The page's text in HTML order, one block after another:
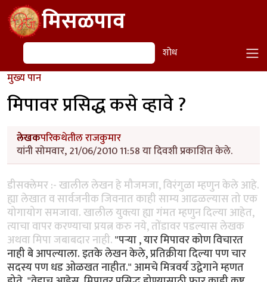
Skip to main contentमिसळपाव
शोध शोध
मुख्य पान
मिपावर प्रसिद्ध कसे व्हावे ?
लेखकपरिकथेतील राजकुमार
यांनी सोमवार, 21/06/2010 11:58 या दिवशी प्रकाशित केले.
डीसक्लेमर :- खालील लेखन हे मौजमजा, विरंगुळा म्हणुन केले आहे.
ह्या लेखात व सार्वजनीक जिवनात काही साम्य आढळल्यास तो एक
योगायोग समजावा. खालील युक्त्या ह्या गंमत म्हणुन दिल्या आहेत,
त्याचा वापर करण्याचा प्रयत्न करु नये, तोंडावर पडल्यास लेखक
अथवा मिपा जबाबदार नाही."पर्‍या , यार मिपावर कोण विचारत
नाही बे आपल्याला. इतके लेखन केले, प्रतिक्रीया दिल्या पण चार
सदस्य पण धड ओळखत नाहीत." आमचे मित्रवर्य उद्वेगाने म्हणत